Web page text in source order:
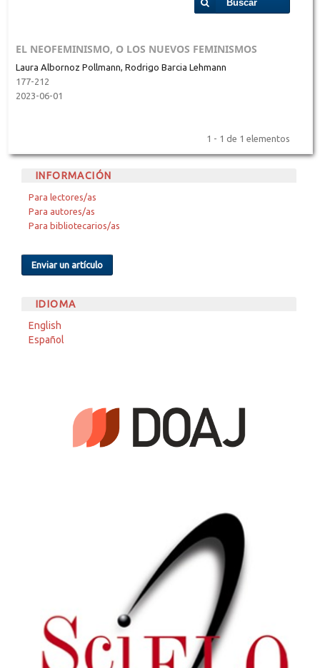
Buscar
EL NEOFEMINISMO, O LOS NUEVOS FEMINISMOS
Laura Albornoz Pollmann, Rodrigo Barcia Lehmann
177-212
2023-06-01
1 - 1 de 1 elementos
INFORMACIÓN
Para lectores/as
Para autores/as
Para bibliotecarios/as
Enviar un artículo
IDIOMA
English
Español